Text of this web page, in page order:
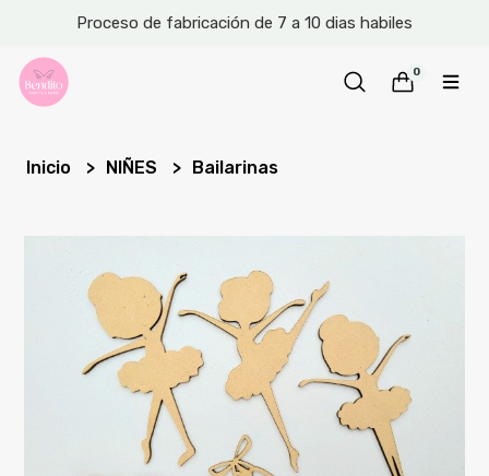
Proceso de fabricación de 7 a 10 dias habiles
0
Inicio NIÑES Bailarinas